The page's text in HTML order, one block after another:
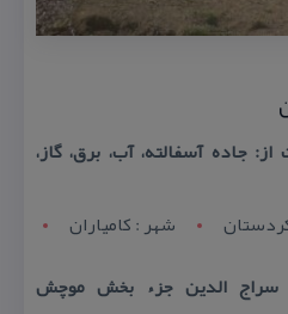
جاده آسفالته، آب، برق، گاز،
شهر : کامياران
الدین جزء بخش موچش